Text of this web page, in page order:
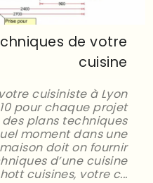
de votre
cuisine
cuisiniste à Lyon
pour chaque projet
plans techniques
moment dans une
doit on fournir
d’une cuisine
cuisines, votre c...